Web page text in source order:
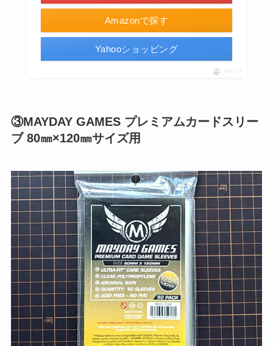
Amazonで探す
Yahooショッピング
ポチップ
③MAYDAY GAMES プレミアムカードスリー
ブ 80㎜×120㎜サイズ用